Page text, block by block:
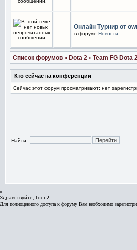
Онлайн Турнир от
в форуме Новости
Список форумов » Dota 2 » Team FG Dota 2
Кто сейчас на конференции
Сейчас этот форум просматривают: нет
Найти:
×
Здравствуйте, Гость!
Для полноценного доступа к форуму Вам необходимо